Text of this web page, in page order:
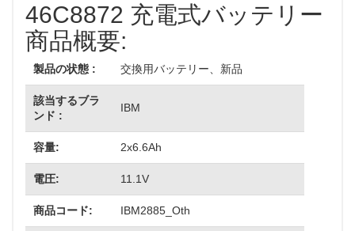
46C8872 充電式バッテリー
商品概要:
製品の状態 : 交換用バッテリー、新品
該当するブラ
ンド :
IBM
容量: 2x6.6Ah
電圧: 11.1V
商品コード: IBM2885_Oth